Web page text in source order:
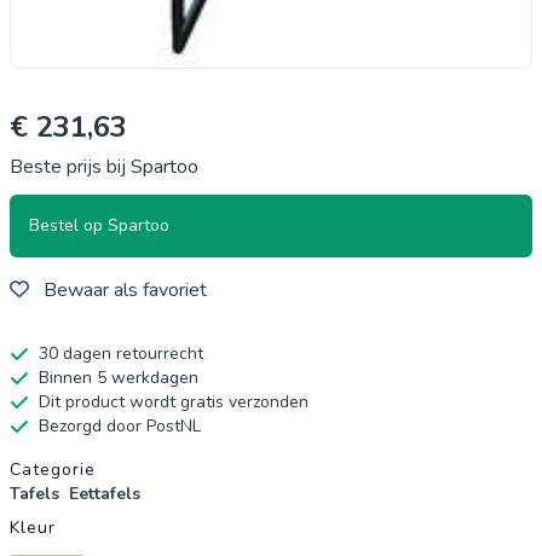
€ 231,63
Beste prijs bij Spartoo
Bestel op Spartoo
Bewaar als favoriet
30 dagen retourrecht
Binnen 5 werkdagen
Dit product wordt gratis verzonden
Bezorgd door PostNL
Productgegevens
Categorie
Tafels Eettafels
Kleur